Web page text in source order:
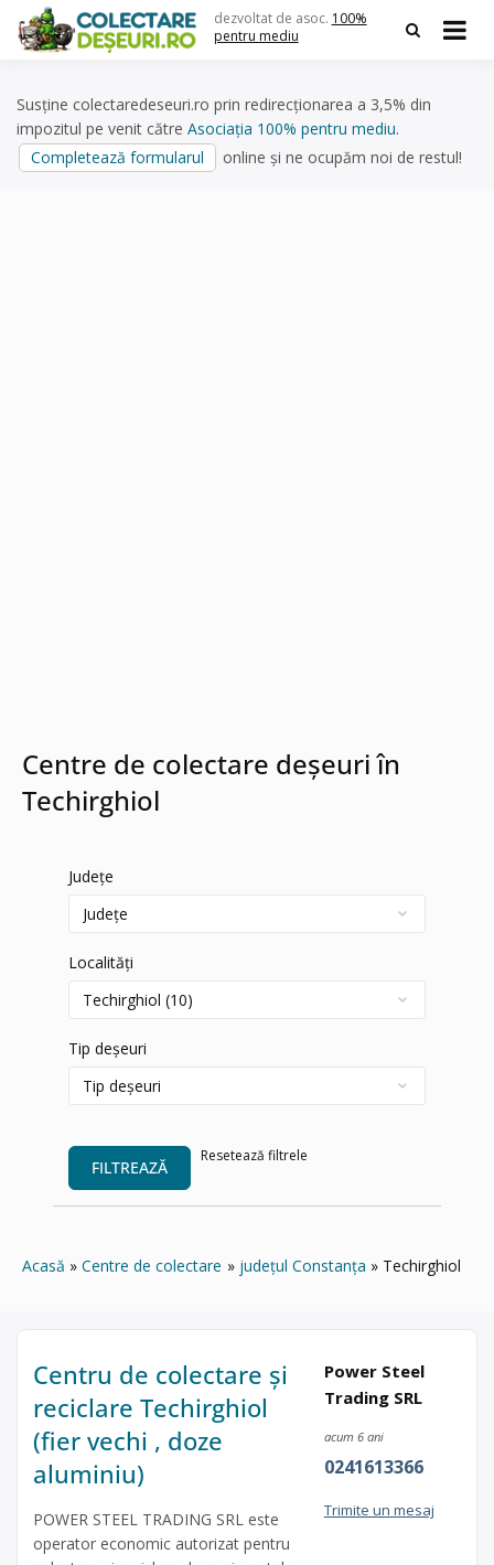
content
dezvoltat de asoc. 100%
pentru mediu
Susține colectaredeseuri.ro prin redirecționarea a 3,5% din
impozitul pe venit către Asociația 100% pentru mediu.
Completează formularul
online și ne ocupăm noi de restul!
Centre de colectare deșeuri în
Techirghiol
Județe
Localități
Tip deșeuri
FILTREAZĂ
Resetează filtrele
Acasă Centre de colectare județul Constanța Techirghiol
Centru de colectare și
reciclare Techirghiol
(fier vechi , doze
aluminiu)
POWER STEEL TRADING SRL este
operator economic autorizat pentru
Power Steel
Trading SRL
acum 6 ani
0241613366
Trimite un mesaj